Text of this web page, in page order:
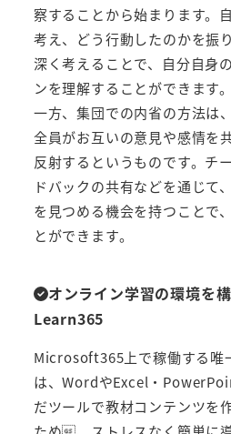
察することから始まります。
考え、どう行動したのかを振
深く考えることで、自分自身
ンを理解することができます。
一方、集団での内省の方法は
全員がお互いの意見や感情を
反射するというものです。チ
ドバックの共有などを通じて
を見つめる機会を持つことで
とができます。
オンライン学習の環境を
Learn365
Microsoft365上で稼働する唯
は、WordやExcel・
だツールで教材コンテンツを